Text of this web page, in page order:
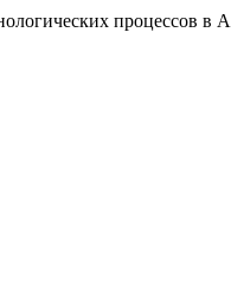
процессов в